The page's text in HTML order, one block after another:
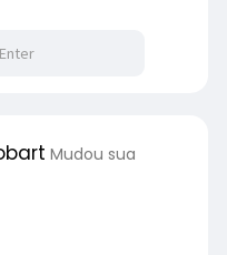
Mudou sua